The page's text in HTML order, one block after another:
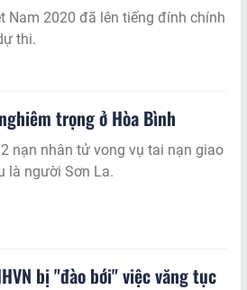
Nam 2020 đã lên tiếng đính chính
thi.
trọng ở Hòa Bình
là người Sơn La.
bị "đào bới" việc văng tục